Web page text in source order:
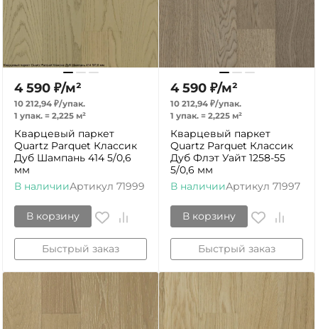
4 590 ₽/м²
10 212,94 ₽/упак.
1 упак. = 2,225 м²
Кварцевый паркет
Quartz Parquet Классик
Дуб Шампань 414 5/0,6
мм
В наличииАртикул 71999
В корзину
Быстрый заказ
4 590 ₽/м²
10 212,94 ₽/упак.
1 упак. = 2,225 м²
Кварцевый паркет
Quartz Parquet Классик
Дуб Флэт Уайт 1258-55
5/0,6 мм
В наличииАртикул 71997
В корзину
Быстрый заказ